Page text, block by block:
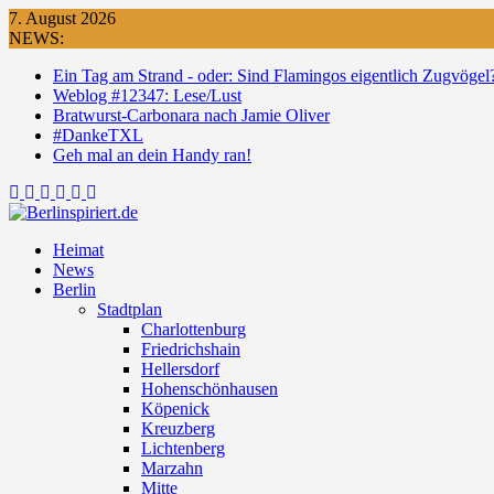
Skip
to
7. August 2026
NEWS:
Ein Tag am Strand - oder: Sind Flamingos eigentlich
Weblog #12347: Lese/Lust
Bratwurst-Carbonara nach Jamie Oliver
#DankeTXL
Geh mal an dein Handy ran!
Heimat
News
Berlin
Stadtplan
Charlottenburg
Friedrichshain
Hellersdorf
Hohenschönhausen
Köpenick
Kreuzberg
Lichtenberg
Marzahn
Mitte